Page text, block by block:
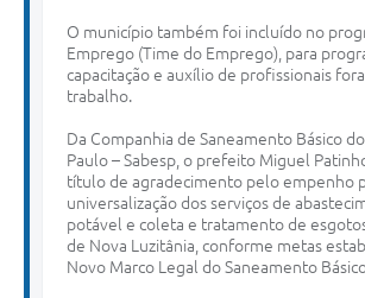
O município também foi incluído no
Emprego (Time do Emprego), para
capacitação e auxílio de profissionais
trabalho.
Da Companhia de Saneamento Básico
Paulo – Sabesp, o prefeito Miguel
título de agradecimento pelo empenho
universalização dos serviços de
potável e coleta e tratamento de
de Nova Luzitânia, conforme metas
Novo Marco Legal do Saneamento